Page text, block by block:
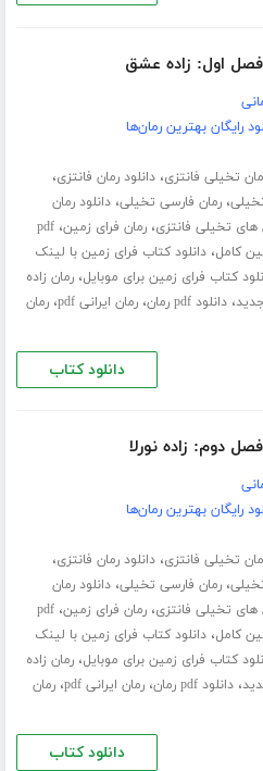
فصل اول: زاده عشق
رایگان بهترین رمان‌ها
تخیلی فانتزی،دانلود رمان فانتزی،
،رمان فارسی تخیلی،دانلود رمان
های تخیلی فانتزی،رمان فرای زمین،pdf
کامل،دانلود کتاب فرای زمین با لینک
کتاب فرای زمین برای موبایل،رمان زاده
،دانلود pdf رمان ،رمان ایرانی pdf ،رمان
دانلود کتاب
دوم: زاده نورلا
رایگان بهترین رمان‌ها
تخیلی فانتزی،دانلود رمان فانتزی،
،رمان فارسی تخیلی،دانلود رمان
های تخیلی فانتزی،رمان فرای زمین،pdf
کامل،دانلود کتاب فرای زمین با لینک
کتاب فرای زمین برای موبایل،رمان زاده
،دانلود pdf رمان ،رمان ایرانی pdf ،رمان
دانلود کتاب